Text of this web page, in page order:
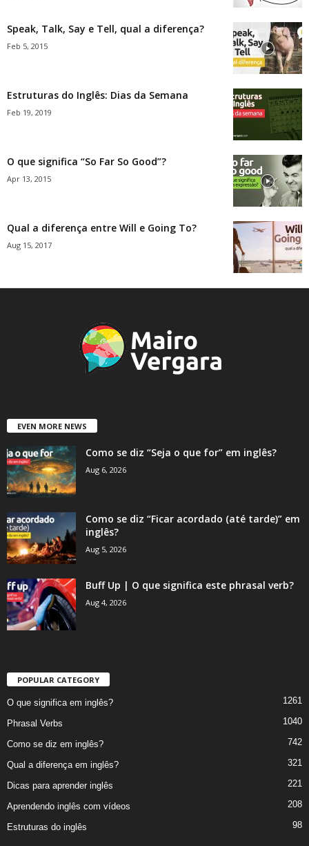
Speak, Talk, Say e Tell, qual a diferença?
Feb 5, 2015
Estruturas do Inglês: Dias da Semana
Feb 19, 2019
O que significa “So Far So Good”?
Apr 13, 2015
Qual a diferença entre Will e Going To?
Aug 15, 2017
EVEN MORE NEWS
Como se diz “Seja o que for” em inglês?
Aug 6, 2026
Como se diz “Ficar acordado (até tarde)” em
inglês?
Aug 5, 2026
Buff Up | O que significa este phrasal verb?
Aug 4, 2026
POPULAR CATEGORY
O que significa em inglês? 1261
Phrasal Verbs 1040
Como se diz em inglês? 742
Qual a diferença em inglês? 321
Dicas para aprender inglês 221
Aprendendo inglês com vídeos 208
Estruturas do inglês 98